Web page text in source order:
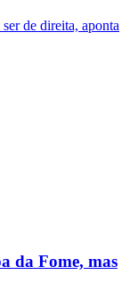
de direita, aponta
da Fome, mas